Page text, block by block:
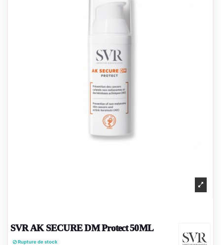
SVR AK SECURE DM Protect 50ML
Rupture de stock